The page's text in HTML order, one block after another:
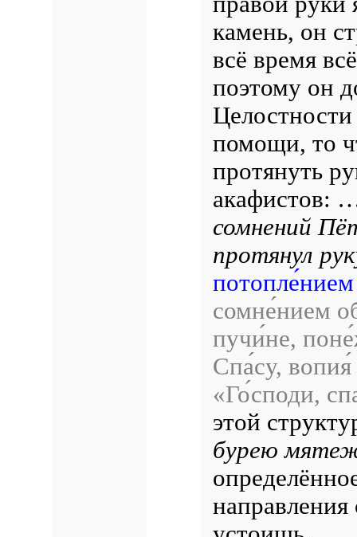
камень, он
всё время
поэтому он
помощи, то
протянуть
акафистов:
сомнений
протянул
потопле́нием
сомне́нием
пучи́не,
Спа́су,
«Го́споди,
этой
бурею
направления